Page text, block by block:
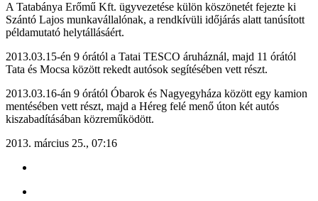
A Tatabánya Erőmű Kft. ügyvezetése külön köszönetét fejezte ki
Szántó Lajos munkavállalónak, a rendkívüli időjárás alatt tanúsított
példamutató helytállásáért.
2013.03.15-én 9 órától a Tatai TESCO áruháznál, majd 11 órától
Tata és Mocsa között rekedt autósok segítésében vett részt.
2013.03.16-án 9 órától Óbarok és Nagyegyháza között egy kamion
mentésében vett részt, majd a Héreg felé menő úton két autós
kiszabadításában közreműködött.
2013. március 25., 07:16